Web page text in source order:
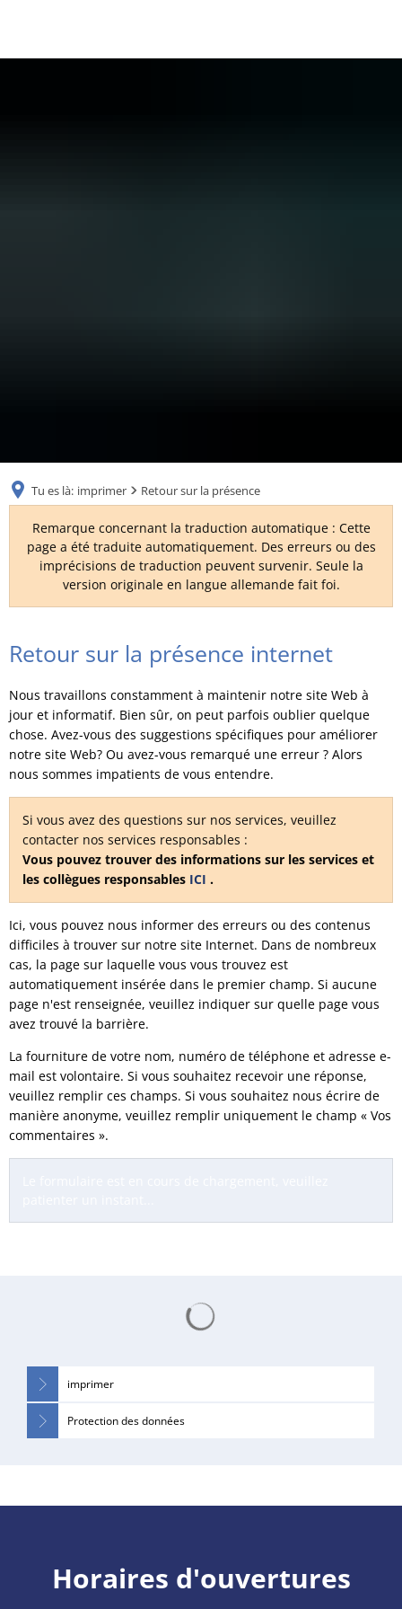
Tu es là: imprimer Retour sur la présence
Remarque concernant la traduction automatique : Cette
page a été traduite automatiquement. Des erreurs ou des
imprécisions de traduction peuvent survenir. Seule la
version originale en langue allemande fait foi.
Retour
sur
la
présence
Retour sur la présence internet
Nous travaillons constamment à maintenir notre site Web à
jour et informatif. Bien sûr, on peut parfois oublier quelque
chose. Avez-vous des suggestions spécifiques pour améliorer
notre site Web? Ou avez-vous remarqué une erreur ? Alors
nous sommes impatients de vous entendre.
Si vous avez des questions sur nos services, veuillez
contacter nos services responsables :
Vous pouvez trouver des informations sur les services et
les collègues responsables ICI .
Ici, vous pouvez nous informer des erreurs ou des contenus
difficiles à trouver sur notre site Internet. Dans de nombreux
cas, la page sur laquelle vous vous trouvez est
automatiquement insérée dans le premier champ. Si aucune
page n'est renseignée, veuillez indiquer sur quelle page vous
avez trouvé la barrière.
La fourniture de votre nom, numéro de téléphone et adresse e-
mail est volontaire. Si vous souhaitez recevoir une réponse,
veuillez remplir ces champs. Si vous souhaitez nous écrire de
manière anonyme, veuillez remplir uniquement le champ « Vos
commentaires ».
imprimer
Protection des données
Horaires d'ouvertures